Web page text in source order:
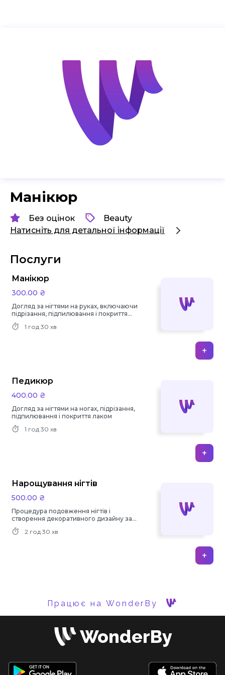
Манікюр
Без оцінок
Beauty
Натисніть для детальної інформації
Послуги
Манікюр
300.00 ₴
Догляд за нігтями на руках, включаючи
підрізання, підпилювання і покриття
лаком
1 год 30 хв
+
Педикюр
400.00 ₴
Догляд за нігтями на ногах, підрізання,
підпилювання і покриття лаком
1 год 30 хв
+
Нарощування нігтів
500.00 ₴
Процедура подовження нігтів і
створення декоративного дизайну за
допомогою гелів.
2 год 30 хв
+
Працює на WonderBy
WonderBy